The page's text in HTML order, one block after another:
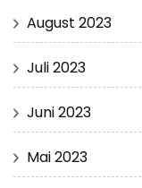
August 2023
Juli 2023
Juni 2023
Mai 2023